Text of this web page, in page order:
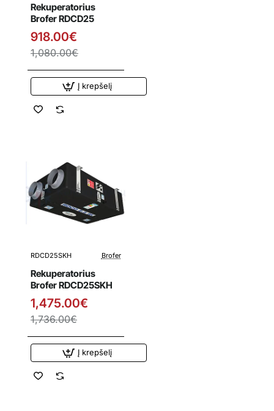
Rekuperatorius
Brofer RDCD25
918.00€
1,080.00€
Į krepšelį
Išpardavimas
RDCD25SKH Brofer
Rekuperatorius
Brofer RDCD25SKH
1,475.00€
1,736.00€
Į krepšelį